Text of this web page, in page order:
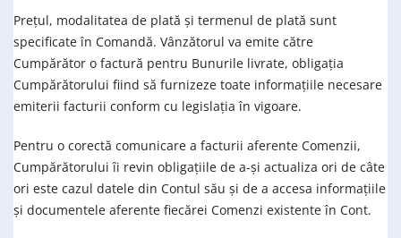
Prețul, modalitatea de plată și termenul de plată sunt
specificate în Comandă. Vânzătorul va emite către
Cumpărător o factură pentru Bunurile livrate, obligația
Cumpărătorului fiind să furnizeze toate informațiile necesare
emiterii facturii conform cu legislația în vigoare.
Pentru o corectă comunicare a facturii aferente Comenzii,
Cumpărătorului îi revin obligațiile de a-și actualiza ori de câte
ori este cazul datele din Contul său și de a accesa informațiile
și documentele aferente fiecărei Comenzi existente în Cont.